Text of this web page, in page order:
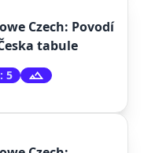
Czech: Povodí
tabule
5